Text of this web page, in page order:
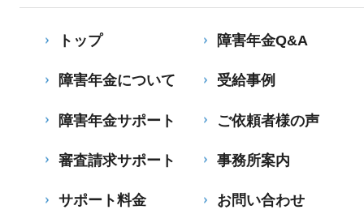
トップ
障害年金について
障害年金サポート
審査請求サポート
サポート料金
障害年金Q&A
受給事例
ご依頼者様の声
事務所案内
お問い合わせ